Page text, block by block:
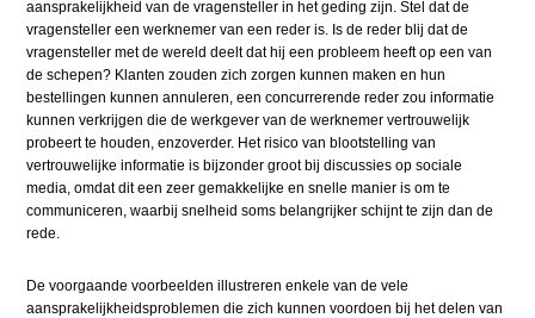
aansprakelijkheid van de vragensteller in het geding zijn. Stel dat de
vragensteller een werknemer van een reder is. Is de reder blij dat de
vragensteller met de wereld deelt dat hij een probleem heeft op een van
de schepen? Klanten zouden zich zorgen kunnen maken en hun
bestellingen kunnen annuleren, een concurrerende reder zou informatie
kunnen verkrijgen die de werkgever van de werknemer vertrouwelijk
probeert te houden, enzoverder. Het risico van blootstelling van
vertrouwelijke informatie is bijzonder groot bij discussies op sociale
media, omdat dit een zeer gemakkelijke en snelle manier is om te
communiceren, waarbij snelheid soms belangrijker schijnt te zijn dan de
rede.
De voorgaande voorbeelden illustreren enkele van de vele
aansprakelijkheidsproblemen die zich kunnen voordoen bij het delen van